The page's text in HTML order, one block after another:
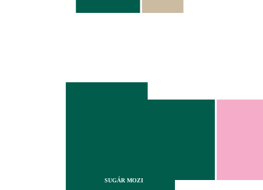
SUGÁR MOZI